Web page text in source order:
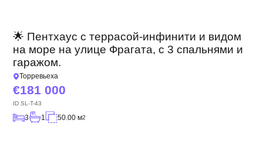
🌟 Пентхаус с террасой-инфинити и видом
на море на улице Фрагата, с 3 спальнями и
гаражом.
Торревьеха
181 000
ID SL-T-43
3 1 50.00 м2